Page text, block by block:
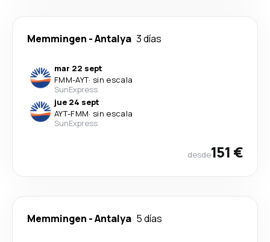
Memmingen -Antalya 3 días
mar 22 sept
FMM-AYT· sin escala
SunExpress
jue 24 sept
AYT-FMM· sin escala
SunExpress
desde151 €
Memmingen -Antalya 5 días